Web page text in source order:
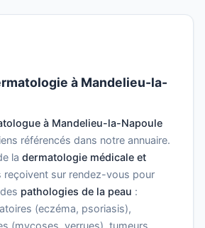
à Mandelieu-la-
à Mandelieu-la-Napoule
référencés dans notre annuaire.
la dermatologie médicale et
reçoivent sur rendez-vous pour
pathologies de la peau :
(eczéma, psoriasis),
(mycoses, verrues), tumeurs